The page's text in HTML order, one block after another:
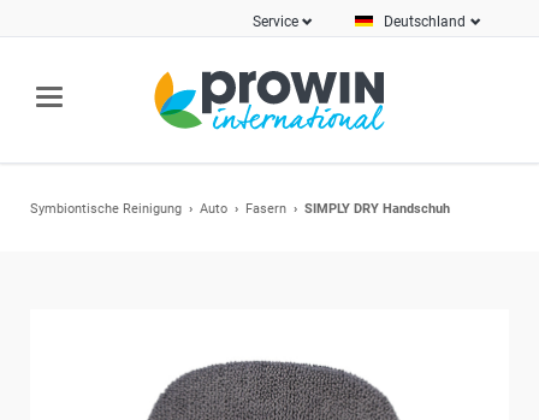
Deutschland
Service
Symbiontische Reinigung Auto Fasern SIMPLY DRY Handschuh